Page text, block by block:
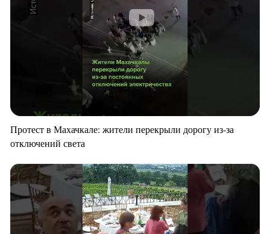
Протест в Махачкале: жители перекрыли дорогу из-за
отключений света